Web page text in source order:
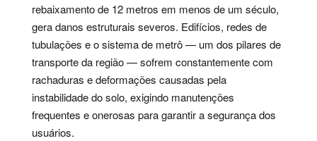
rebaixamento de 12 metros em menos de um século,
gera danos estruturais severos. Edifícios, redes de
tubulações e o sistema de metrô — um dos pilares de
transporte da região — sofrem constantemente com
rachaduras e deformações causadas pela
instabilidade do solo, exigindo manutenções
frequentes e onerosas para garantir a segurança dos
usuários.